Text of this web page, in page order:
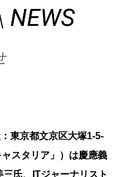
ンテンツに移動
東京都文京区大塚1-5-
スタリア」）は慶應義
氏、ITジャーナリスト